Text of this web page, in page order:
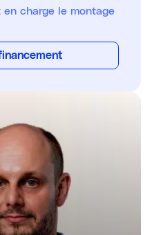
charge le montage